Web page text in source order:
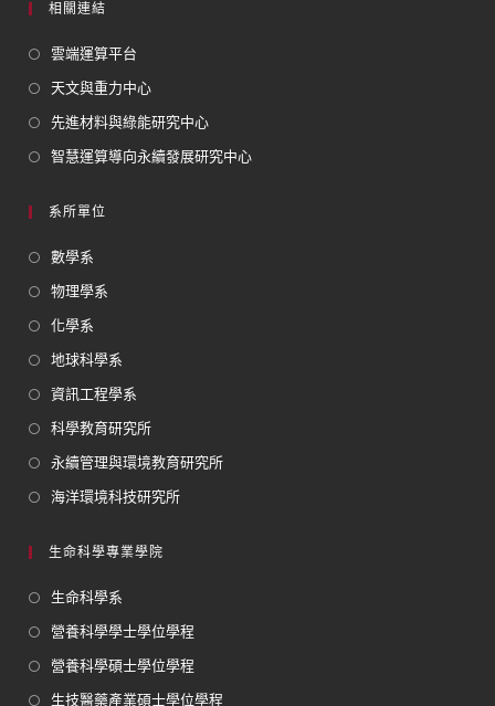
相關連結
雲端運算平台
天文與重力中心
先進材料與綠能研究中心
智慧運算導向永續發展研究中心
系所單位
數學系
物理學系
化學系
地球科學系
資訊工程學系
科學教育研究所
永續管理與環境教育研究所
海洋環境科技研究所
生命科學專業學院
生命科學系
營養科學學士學位學程
營養科學碩士學位學程
生技醫藥產業碩士學位學程